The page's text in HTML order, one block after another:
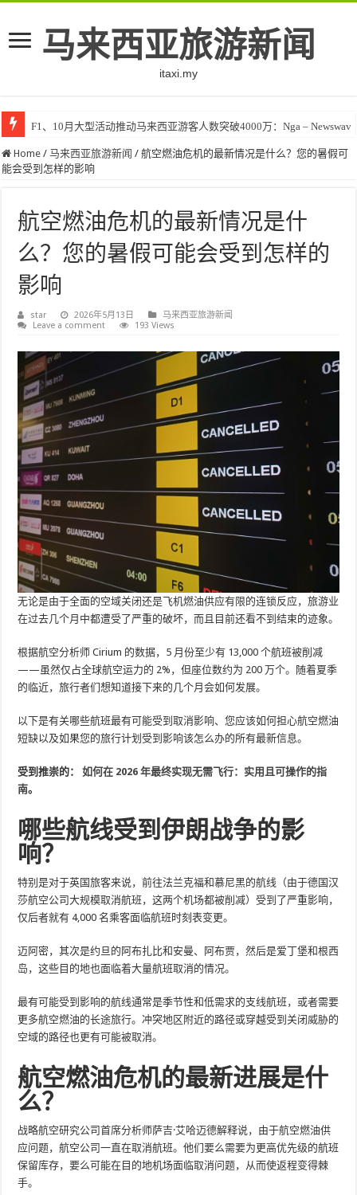
马来西亚旅游新闻
itaxi.my
F1、10月大型活动推动马来西亚游客人数突破4000万：Nga – Newswav
Home / 马来西亚旅游新闻 / 航空燃油危机的最新情况是什么？您的暑假可
能会受到怎样的影响
航空燃油危机的最新情况是什
么？您的暑假可能会受到怎样的
影响
star 2026年5月13日
马来西亚旅游新闻
Leave a comment
193 Views
无论是由于全面的空域关闭还是飞机燃油供应有限的连锁反应，旅游业
在过去几个月中都遭受了严重的破坏，而且目前还看不到结束的迹象。
根据航空分析师 Cirium 的数据，5 月份至少有 13,000 个航班被削减
——虽然仅占全球航空运力的 2%，但座位数约为 200 万个。随着夏季
的临近，旅行者们想知道接下来的几个月会如何发展。
以下是有关哪些航班最有可能受到取消影响、您应该如何担心航空燃油
短缺以及如果您的旅行计划受到影响该怎么办的所有最新信息。
受到推崇的：如何在 2026 年最终实现无需飞行：实用且可操作的指
南。
哪些航线受到伊朗战争的影
响？
特别是对于英国旅客来说，前往法兰克福和慕尼黑的航线（由于德国汉
莎航空公司大规模取消航班，这两个机场都被削减）受到了严重影响，
仅后者就有 4,000 名乘客面临航班时刻表变更。
迈阿密，其次是约旦的阿布扎比​​和安曼、阿布贾，然后是爱丁堡和根西
岛，这些目的地也面临着大量航班取消的情况。
最有可能受到影响的航线通常是季节性和低需求的支线航班，或者需要
更多航空燃油的长途旅行。冲突地区附近的路径或穿越受到关闭威胁的
空域的路径也更有可能被取消。
航空燃油危机的最新进展是什
么？
战略航空研究公司首席分析师萨吉·艾哈迈德解释说，由于航空燃油供
应问题，航空公司一直在取消航班。他们要么需要为更高优先级的航班
保留库存，要么可能在目的地机场面临取消问题，从而使返程变得棘
手。